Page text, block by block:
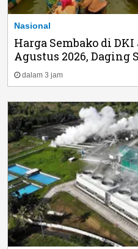
Nasional
Harga Sembako di
Agustus 2026, Daging
dalam 3 jam